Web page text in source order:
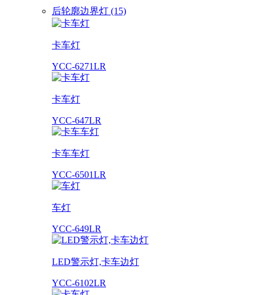
后轮廓边界灯 (15)
卡车灯
YCC-6271LR
卡车灯
YCC-647LR
卡车车灯
YCC-6501LR
车灯
YCC-649LR
LED警示灯,卡车边灯
YCC-6102LR